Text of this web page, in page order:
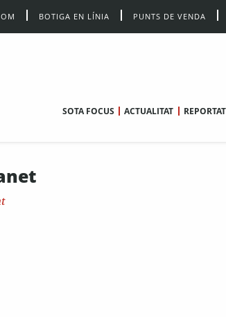
BOTIGA EN LÍNIA PUNTS DE VENDA
SOTA FOCUS ACTUALITAT